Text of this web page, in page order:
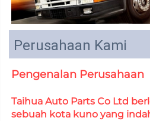
Perusahaan Kami
Pengenalan Perusahaan
Taihua Auto Parts Co Ltd
sebuah kota kuno yang